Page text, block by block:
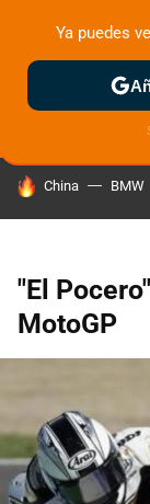
ZONA DE
HOY SE HABLA
China BMW
"El
MotoGP
Ya puedes